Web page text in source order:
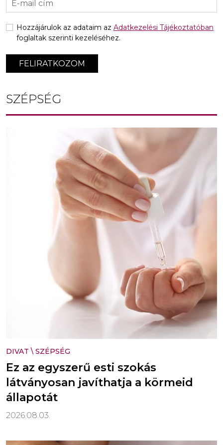
FELIRATKOZOM
Hozzájárulok az adataim az Adatkezelési Tájékoztatóban
foglaltak szerinti kezeléséhez.
SZÉPSÉG
DIVAT \ SZÉPSÉG
Ez az egyszerű esti szokás
látványosan javíthatja a körmeid
állapotát
2026.08.03.